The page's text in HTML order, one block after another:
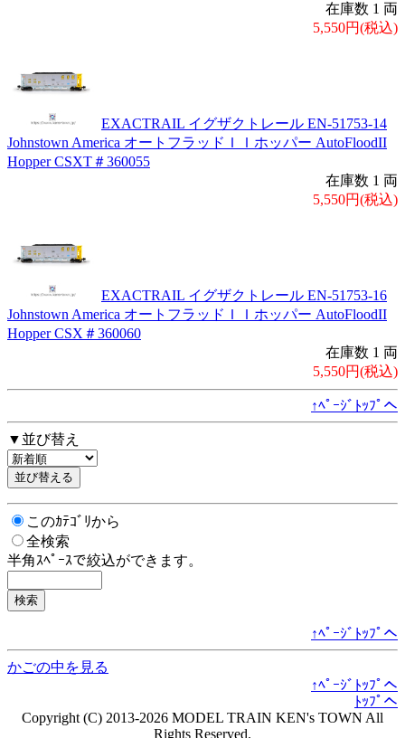
在庫数 1 両
5,550円(税込)
EXACTRAIL イグザクトレール EN-51753-14
Johnstown America オートフラッドＩＩホッパー AutoFloodII
Hopper CSXT＃360055
在庫数 1 両
5,550円(税込)
EXACTRAIL イグザクトレール EN-51753-16
Johnstown America オートフラッドＩＩホッパー AutoFloodII
Hopper CSX＃360060
在庫数 1 両
5,550円(税込)
↑ﾍﾟｰｼﾞﾄｯﾌﾟへ
▼並び替え
このｶﾃｺﾞﾘから
全検索
半角ｽﾍﾟｰｽで絞込ができます。
↑ﾍﾟｰｼﾞﾄｯﾌﾟへ
かごの中を見る
↑ﾍﾟｰｼﾞﾄｯﾌﾟへ
ﾄｯﾌﾟへ
Copyright (C) 2013-2026 MODEL TRAIN KEN's TOWN All
Rights Reserved.